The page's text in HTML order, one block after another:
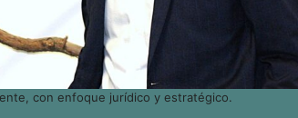
con enfoque jurídico y estratégico.